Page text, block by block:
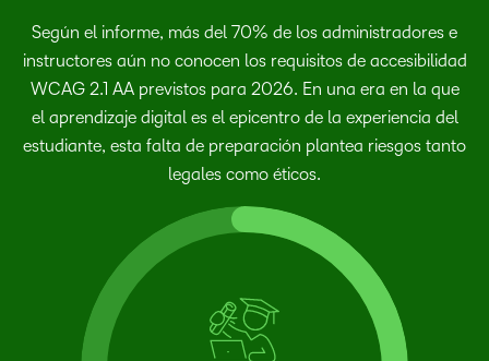
Según el informe, más del 70% de los administradores e
instructores aún no conocen los requisitos de accesibilidad
WCAG 2.1 AA previstos para 2026. En una era en la que
el aprendizaje digital es el epicentro de la experiencia del
estudiante, esta falta de preparación plantea riesgos tanto
legales como éticos.